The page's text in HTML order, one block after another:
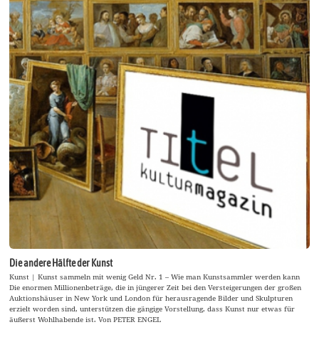
Die andere Hälfte der Kunst
Kunst | Kunst sammeln mit wenig Geld Nr. 1 – Wie man Kunstsammler werden kann
Die enormen Millionenbeträge, die in jüngerer Zeit bei den Versteigerungen der großen
Auktionshäuser in New York und London für herausragende Bilder und Skulpturen
erzielt worden sind, unterstützen die gängige Vorstellung, dass Kunst nur etwas für
äußerst Wohlhabende ist. Von PETER ENGEL